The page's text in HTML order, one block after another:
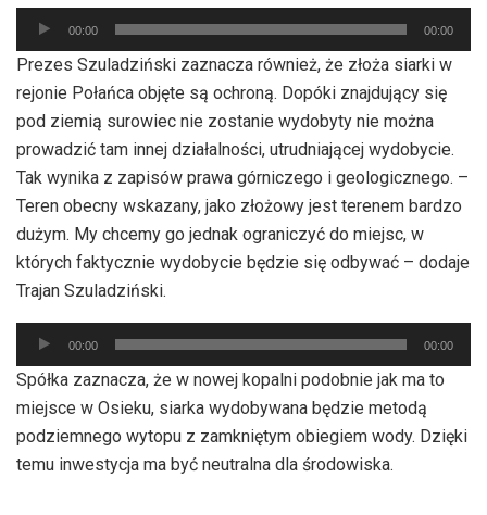
Odtwarzacz
plików
dźwiękowych
00:00 00:00
Prezes Szuladziński zaznacza również, że złoża siarki w
rejonie Połańca objęte są ochroną. Dopóki znajdujący się
pod ziemią surowiec nie zostanie wydobyty nie można
prowadzić tam innej działalności, utrudniającej wydobycie.
Tak wynika z zapisów prawa górniczego i geologicznego. –
Teren obecny wskazany, jako złożowy jest terenem bardzo
dużym. My chcemy go jednak ograniczyć do miejsc, w
których faktycznie wydobycie będzie się odbywać – dodaje
Trajan Szuladziński.
Odtwarzacz
plików
dźwiękowych
00:00 00:00
Spółka zaznacza, że w nowej kopalni podobnie jak ma to
miejsce w Osieku, siarka wydobywana będzie metodą
podziemnego wytopu z zamkniętym obiegiem wody. Dzięki
temu inwestycja ma być neutralna dla środowiska.